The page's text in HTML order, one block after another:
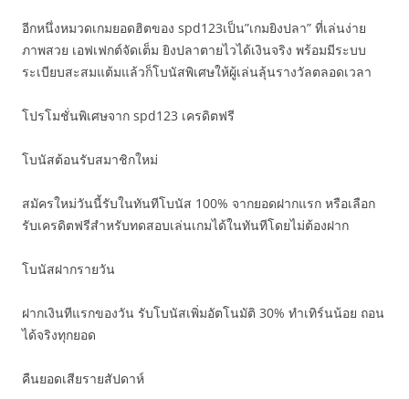
อีกหนึ่งหมวดเกมยอดฮิตของ spd123เป็น”เกมยิงปลา” ที่เล่นง่าย
ภาพสวย เอฟเฟกต์จัดเต็ม ยิงปลาตายไวได้เงินจริง พร้อมมีระบบ
ระเบียบสะสมแต้มแล้วก็โบนัสพิเศษให้ผู้เล่นลุ้นรางวัลตลอดเวลา
โปรโมชั่นพิเศษจาก spd123 เครดิตฟรี
โบนัสต้อนรับสมาชิกใหม่
สมัครใหม่วันนี้รับในทันทีโบนัส 100% จากยอดฝากแรก หรือเลือก
รับเครดิตฟรีสำหรับทดสอบเล่นเกมได้ในทันทีโดยไม่ต้องฝาก
โบนัสฝากรายวัน
ฝากเงินทีแรกของวัน รับโบนัสเพิ่มอัตโนมัติ 30% ทำเทิร์นน้อย ถอน
ได้จริงทุกยอด
คืนยอดเสียรายสัปดาห์